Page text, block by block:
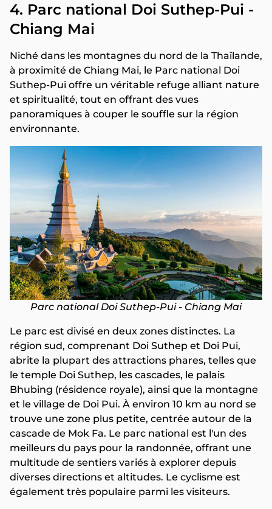
4. Parc national Doi Suthep-Pui -
Chiang Mai
Niché dans les montagnes du nord de la Thaïlande,
à proximité de Chiang Mai, le Parc national Doi
Suthep-Pui offre un véritable refuge alliant nature
et spiritualité, tout en offrant des vues
panoramiques à couper le souffle sur la région
environnante.
Parc national Doi Suthep-Pui - Chiang Mai
Le parc est divisé en deux zones distinctes. La
région sud, comprenant Doi Suthep et Doi Pui,
abrite la plupart des attractions phares, telles que
le temple Doi Suthep, les cascades, le palais
Bhubing (résidence royale), ainsi que la montagne
et le village de Doi Pui. À environ 10 km au nord se
trouve une zone plus petite, centrée autour de la
cascade de Mok Fa. Le parc national est l'un des
meilleurs du pays pour la randonnée, offrant une
multitude de sentiers variés à explorer depuis
diverses directions et altitudes. Le cyclisme est
également très populaire parmi les visiteurs.